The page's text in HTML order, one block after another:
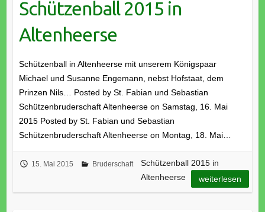
Schützenball 2015 in
Altenheerse
Schützenball in Altenheerse mit unserem Königspaar
Michael und Susanne Engemann, nebst Hofstaat, dem
Prinzen Nils… Posted by St. Fabian und Sebastian
Schützenbruderschaft Altenheerse on Samstag, 16. Mai
2015 Posted by St. Fabian und Sebastian
Schützenbruderschaft Altenheerse on Montag, 18. Mai…
15. Mai 2015 Bruderschaft
Schützenball 2015 in
Altenheerse
weiterlesen